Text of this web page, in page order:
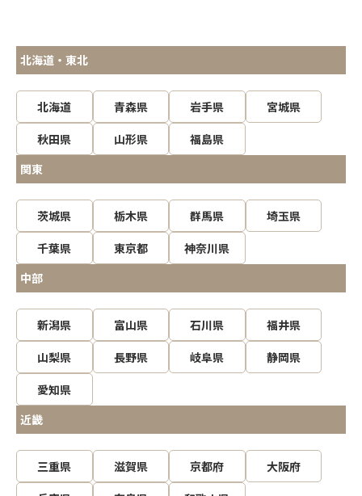
北海道・東北
北海道 青森県 岩手県
宮城県
秋田県
山形県
福島県
関東
茨城県 栃木県 群馬県
埼玉県
千葉県
東京都
神奈川県
中部
新潟県 富山県 石川県
福井県
山梨県
長野県 岐阜県
静岡県
愛知県
近畿
三重県 滋賀県 京都府
大阪府